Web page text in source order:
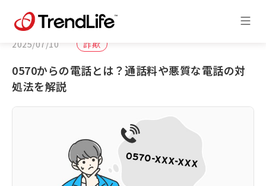
2025/07/10 詐欺
0570からの電話とは？通話料や悪質な電話の対
処法を解説